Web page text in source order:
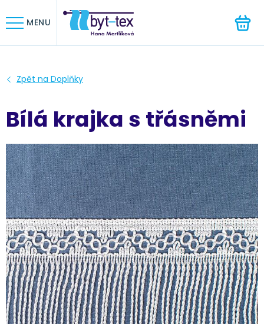
MENU
Bílá krajka s třásněmi